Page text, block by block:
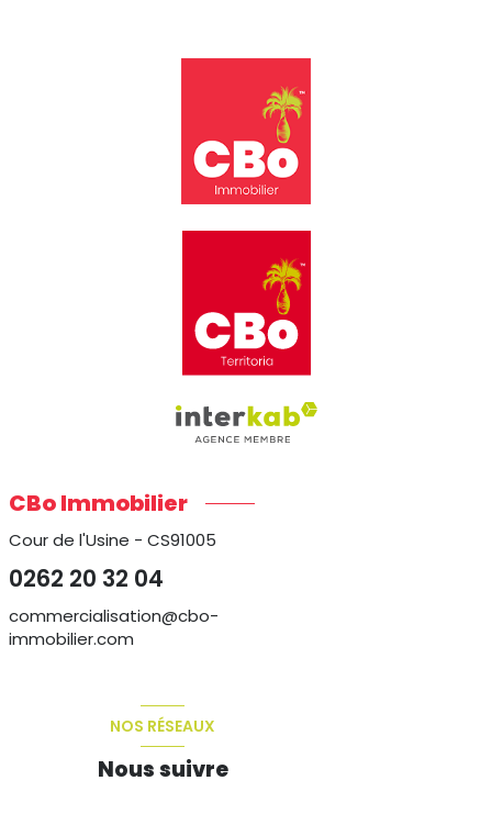
CBo Immobilier
Cour de l'Usine - CS91005
0262 20 32 04
commercialisation@cbo-
immobilier.com
NOS RÉSEAUX
Nous suivre